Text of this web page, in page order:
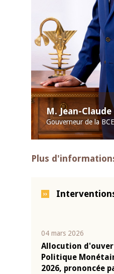
M. Jean-Claude
Gouverneur de la
Plus
04 mars 2026
Allocution
Politique
2026, prononcée